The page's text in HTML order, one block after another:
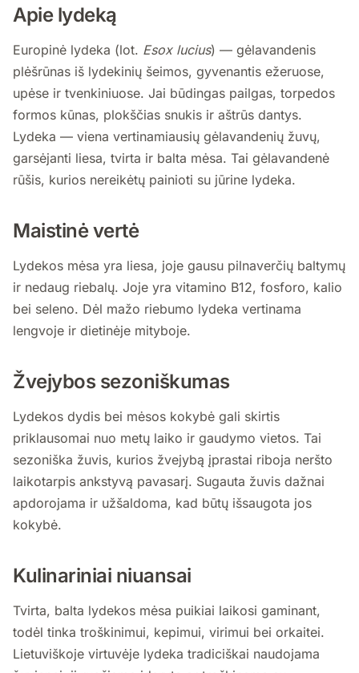
Apie lydeką
Europinė lydeka (lot. Esox lucius) — gėlavandenis
plėšrūnas iš lydekinių šeimos, gyvenantis ežeruose,
upėse ir tvenkiniuose. Jai būdingas pailgas, torpedos
formos kūnas, plokščias snukis ir aštrūs dantys.
Lydeka — viena vertinamiausių gėlavandenių žuvų,
garsėjanti liesa, tvirta ir balta mėsa. Tai gėlavandenė
rūšis, kurios nereikėtų painioti su jūrine lydeka.
Maistinė vertė
Lydekos mėsa yra liesa, joje gausu pilnaverčių baltymų
ir nedaug riebalų. Joje yra vitamino B12, fosforo, kalio
bei seleno. Dėl mažo riebumo lydeka vertinama
lengvoje ir dietinėje mityboje.
Žvejybos sezoniškumas
Lydekos dydis bei mėsos kokybė gali skirtis
priklausomai nuo metų laiko ir gaudymo vietos. Tai
sezoniška žuvis, kurios žvejybą įprastai riboja neršto
laikotarpis ankstyvą pavasarį. Sugauta žuvis dažnai
apdorojama ir užšaldoma, kad būtų išsaugota jos
kokybė.
Kulinariniai niuansai
Tvirta, balta lydekos mėsa puikiai laikosi gaminant,
todėl tinka troškinimui, kepimui, virimui bei orkaitei.
Lietuviškoje virtuvėje lydeka tradiciškai naudojama